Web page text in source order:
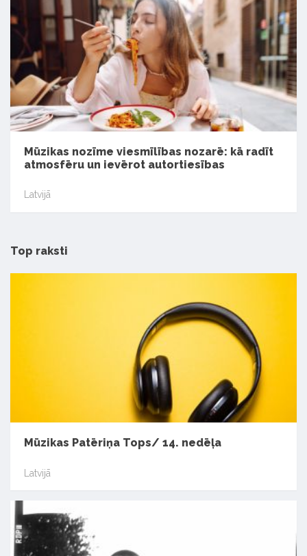
Mūzikas nozīme viesmīlības nozarē: kā radīt
atmosfēru un ievērot autortiesības
Latvijā
Top raksti
Mūzikas Patēriņa Tops/ 14. nedēļa
Latvijā